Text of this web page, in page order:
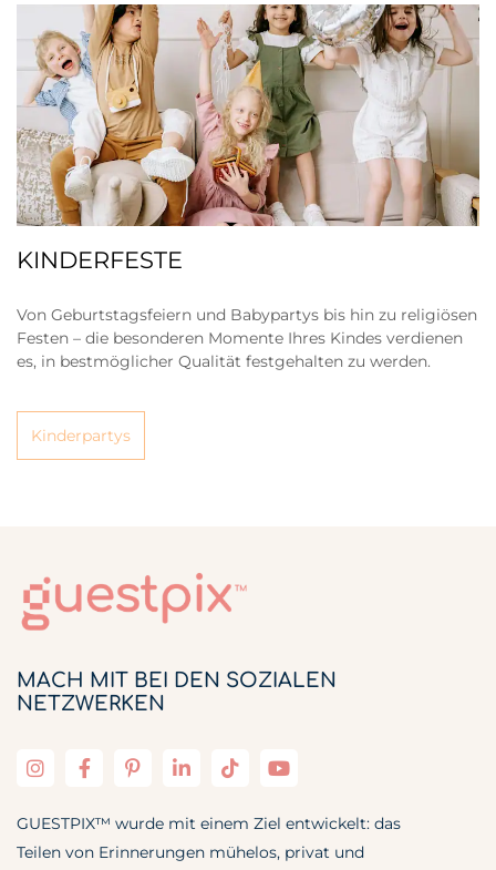
KINDERFESTE
Von Geburtstagsfeiern und Babypartys bis hin zu religiösen
Festen – die besonderen Momente Ihres Kindes verdienen
es, in bestmöglicher Qualität festgehalten zu werden.
Kinderpartys
MACH MIT BEI DEN SOZIALEN
NETZWERKEN
GUESTPIX™ wurde mit einem Ziel entwickelt: das
Teilen von Erinnerungen mühelos, privat und